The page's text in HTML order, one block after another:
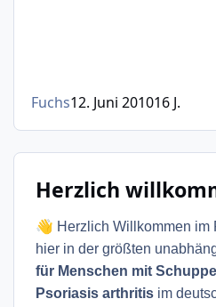
Fuchs12. Juni 201016 J.
Herzlich
👋 Herzlich Willkommen im
hier in der größten
für Menschen mit
Psoriasis arthritis im